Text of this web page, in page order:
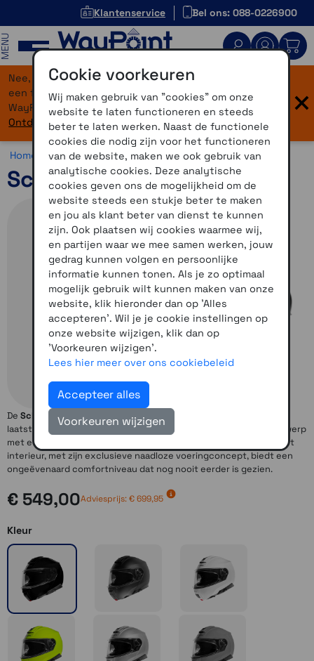
Klantenservice Bel ons: 088-0226900
Nee, je bent niet verdwaald! Onze website heeft
een flinke upgrade gekregen. Dezelfde vertrouwde
WayPoint-service, maar dan in een modern jasje.
Ontdek hier wat er allemaal nieuw is.
×
Home >Motor >Helmen >Schuberth C5
Schuberth C5 Zwart 57
De Schuberth C5
is een helm van de laatste generatie vol met de
laatste technologie.Schuberth C5heeft een volledig nieuw ontwerp
met een buitengewoon compacte en aerodynamische schaal. Het
interieur, met zijn exclusieve naadloze voeringconcept, biedt een
ongeëvenaard comfortniveau dat nog nooit eerder is gezien.
€ 549,00Adviesprijs: € 699,95
Kleur
Cookie voorkeuren
Wij maken gebruik van "cookies" om onze
website te laten functioneren en steeds
beter te laten werken. Naast de functionele
cookies die nodig zijn voor het functioneren
van de website, maken we ook gebruik van
analytische cookies. Deze analytische
cookies geven ons de mogelijkheid om de
website steeds een stukje beter te maken
en jou als klant beter van dienst te kunnen
zijn. Ook plaatsen wij cookies waarmee wij,
en partijen waar we mee samen werken, jouw
gedrag kunnen volgen en persoonlijke
informatie kunnen tonen. Als je zo optimaal
mogelijk gebruik wilt kunnen maken van onze
website, klik hieronder dan op 'Alles
accepteren'. Wil je je cookie instellingen op
onze website wijzigen, klik dan op
'Voorkeuren wijzigen'.
Lees hier meer over ons cookiebeleid
Accepteer alles
Voorkeuren wijzigen